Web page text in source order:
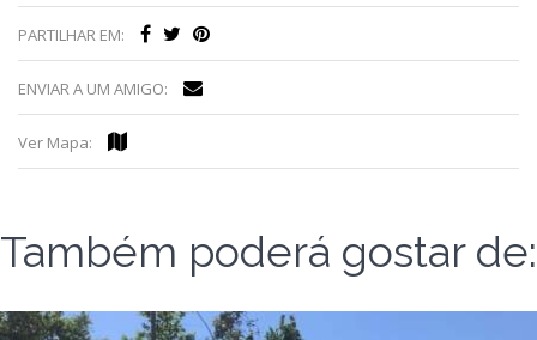
PARTILHAR EM:
ENVIAR A UM AMIGO:
Ver Mapa:
Também poderá gostar de: